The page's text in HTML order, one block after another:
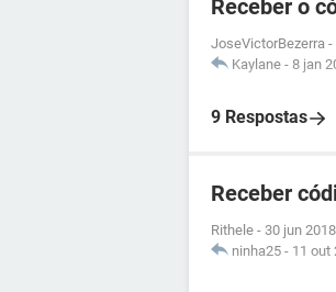
Receber o
JoseVictorBezerra -
Kaylane - 8 jan
9 Respostas
Receber
Rithele - 30 jun
ninha25 - 11 out